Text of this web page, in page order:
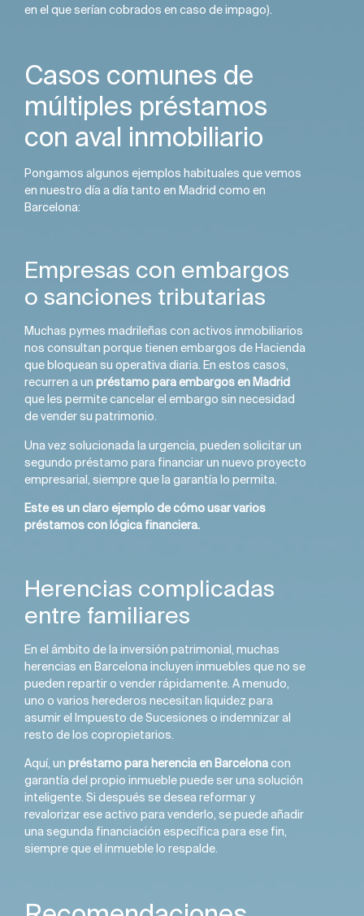
en el que serían cobrados en caso de impago).
Casos comunes de
múltiples préstamos
con aval inmobiliario
Pongamos algunos ejemplos habituales que vemos
en nuestro día a día tanto en Madrid como en
Barcelona:
Empresas con embargos
o sanciones tributarias
Muchas pymes madrileñas con activos inmobiliarios
nos consultan porque tienen embargos de Hacienda
que bloquean su operativa diaria. En estos casos,
recurren a un préstamo para embargos en Madrid
que les permite cancelar el embargo sin necesidad
de vender su patrimonio.
Una vez solucionada la urgencia, pueden solicitar un
segundo préstamo para financiar un nuevo proyecto
empresarial, siempre que la garantía lo permita.
Este es un claro ejemplo de cómo usar varios
préstamos con lógica financiera.
Herencias complicadas
entre familiares
En el ámbito de la inversión patrimonial, muchas
herencias en Barcelona incluyen inmuebles que no se
pueden repartir o vender rápidamente. A menudo,
uno o varios herederos necesitan liquidez para
asumir el Impuesto de Sucesiones o indemnizar al
resto de los copropietarios.
Aquí, un préstamo para herencia en Barcelonacon
garantía del propio inmueble puede ser una solución
inteligente. Si después se desea reformar y
revalorizar ese activo para venderlo, se puede añadir
una segunda financiación específica para ese fin,
siempre que el inmueble lo respalde.